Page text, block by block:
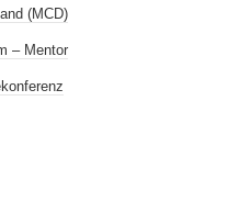
(MCD)
– Mentor